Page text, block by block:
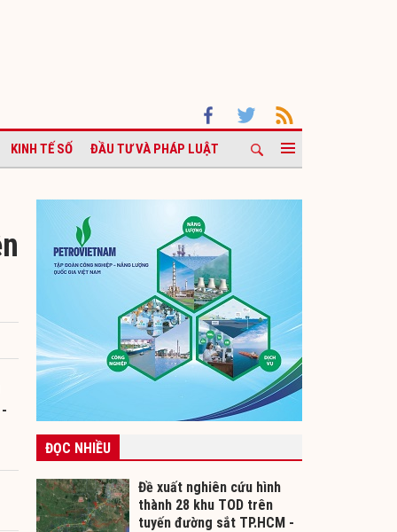
KINH TẾ SỐ ĐẦU TƯ VÀ PHÁP LUẬT
ĐỌC NHIỀU
Đề xuất nghiên cứu hình
thành 28 khu TOD trên
tuyến đường sắt TP.HCM -